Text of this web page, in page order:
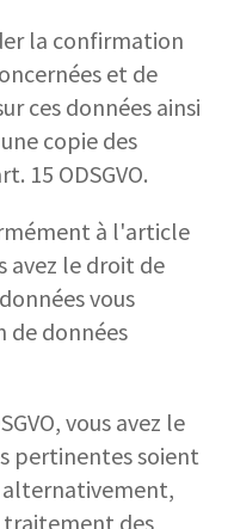
la confirmation
et de
ces données ainsi
copie des
15 ODSGVO.
à l'article
avez le droit de
vous
de données
vous avez le
pertinentes soient
traitement des